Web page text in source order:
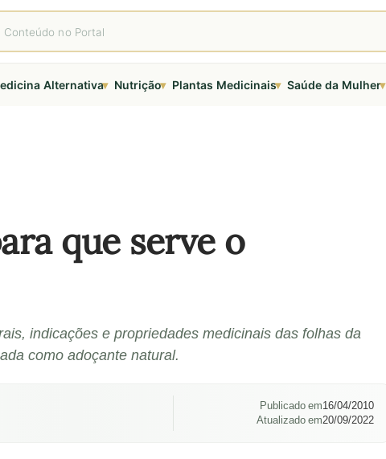
Alternativa▾ Nutrição▾ Plantas Medicinais▾ Saúde da Mulher▾
que serve o
indicações e propriedades medicinais das folhas da
como adoçante natural.
Publicado em16/04/2010
Atualizado em20/09/2022